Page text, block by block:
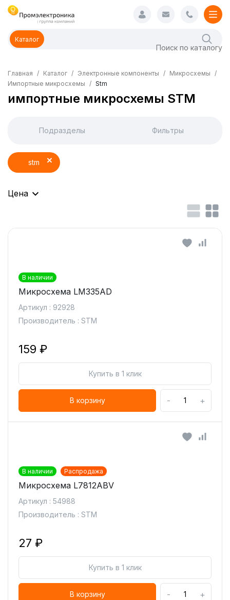
Каталог
Главная Каталог Электронные компоненты
Микросхемы
Импортные микросхемы
Stm
импортные микросхемы STM
Подразделы Фильтры
stm
Цена
В наличии
Микросхема LM335AD
Артикул : 92928
Производитель : STM
159 ₽
Купить в 1 клик
В корзину - +
В наличии Распродажа
Микросхема L7812ABV
Артикул : 54988
Производитель : STM
27 ₽
Купить в 1 клик
В корзину - +